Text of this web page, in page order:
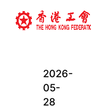
2026-
05-
28